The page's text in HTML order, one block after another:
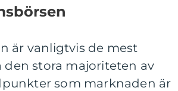
är vanligtvis de mest
stora majoriteten av
som marknaden är